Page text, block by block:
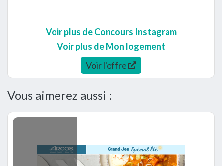
Voir plus de Concours Instagram
Voir plus de Mon logement
Voir l'offre
Vous aimerez aussi :